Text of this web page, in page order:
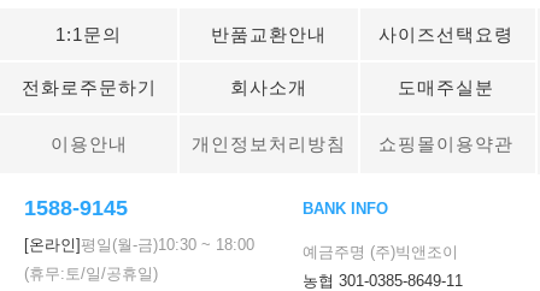
1:1문의 반품교환안내 사이즈선택요령
전화로주문하기 회사소개 도매주실분
이용안내 개인정보처리방침 쇼핑몰이용약관
1588-9145
[온라인]평일(월-금)10:30 ~ 18:00
(휴무:토/일/공휴일)
BANK INFO
예금주명 (주)빅앤조이
농협 301-0385-8649-11